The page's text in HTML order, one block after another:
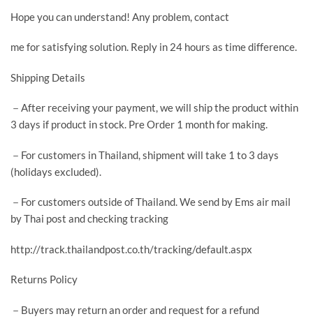
Hope you can understand! Any problem, contact
me for satisfying solution. Reply in 24 hours as time difference.
Shipping Details
－After receiving your payment, we will ship the product within
3 days if product in stock. Pre Order 1 month for making.
－For customers in Thailand, shipment will take 1 to 3 days
(holidays excluded).
－For customers outside of Thailand. We send by Ems air mail
by Thai post and checking tracking
http://track.thailandpost.co.th/tracking/default.aspx
Returns Policy
－Buyers may return an order and request for a refund